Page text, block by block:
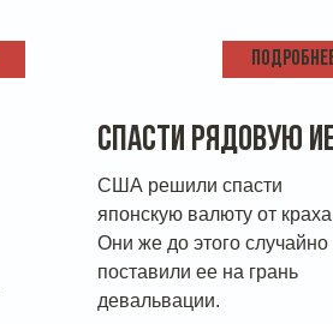
СПАСТИ РЯДОВУЮ
США решили спасти
японскую валюту от
Они же до этого случайно
поставили ее на грань
девальвации.